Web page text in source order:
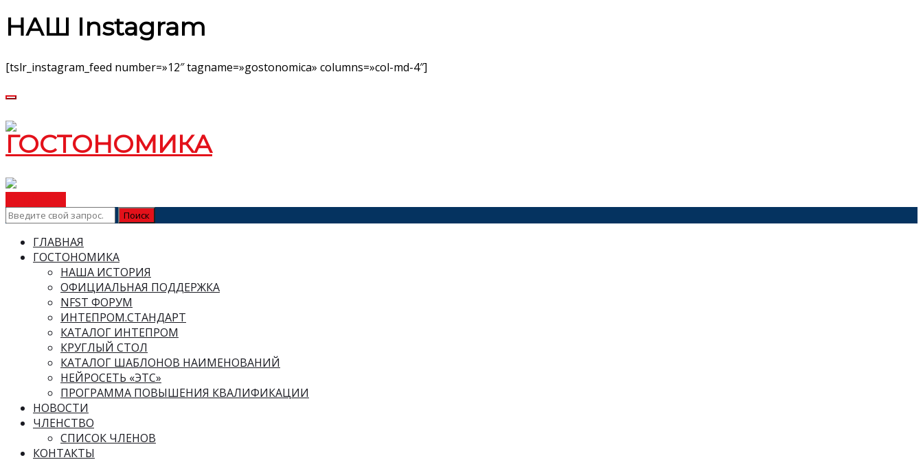
НАШ Instagram
[tslr_instagram_feed number=»12″ tagname=»gostonomica» columns=»col-md-4″]
ГЛАВНАЯ
ГОСТОНОМИКА
НАША ИСТОРИЯ
ОФИЦИАЛЬНАЯ ПОДДЕРЖКА
NFST ФОРУМ
ИНТЕПРОМ.СТАНДАРТ
КАТАЛОГ ИНТЕПРОМ
КРУГЛЫЙ СТОЛ
КАТАЛОГ ШАБЛОНОВ НАИМЕНОВАНИЙ
НЕЙРОСЕТЬ «ЭТС»
ПРОГРАММА ПОВЫШЕНИЯ КВАЛИФИКАЦИИ
НОВОСТИ
ЧЛЕНСТВО
СПИСОК ЧЛЕНОВ
КОНТАКТЫ